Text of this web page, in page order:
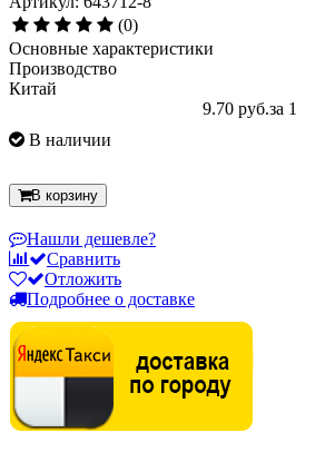
(0)
Основные характеристики
Производство
Китай
9.70 руб.за 1
В наличии
В корзину
Нашли дешевле?
Сравнить
Отложить
Подробнее о доставке